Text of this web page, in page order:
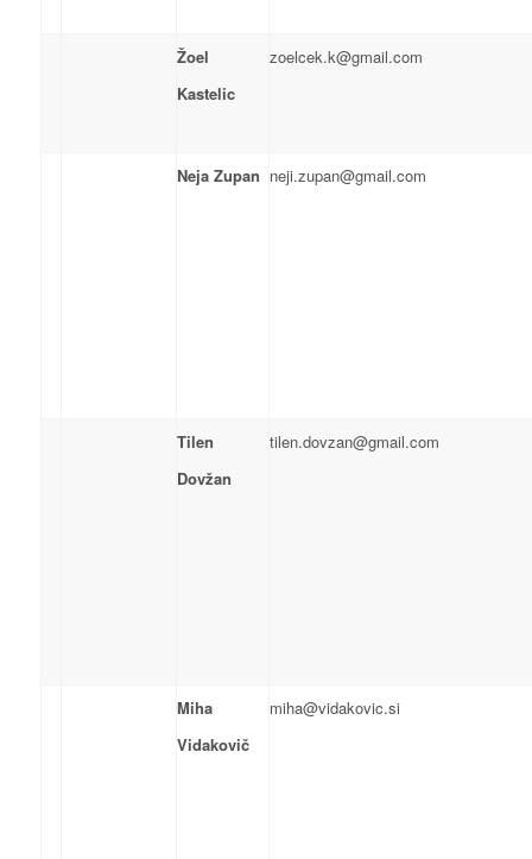
Žoel
Kastelic
zoelcek.k@gmail.com
Neja Zupan neji.zupan@gmail.com
Tilen
Dovžan
tilen.dovzan@gmail.com
Miha
Vidakovič
miha@vidakovic.si